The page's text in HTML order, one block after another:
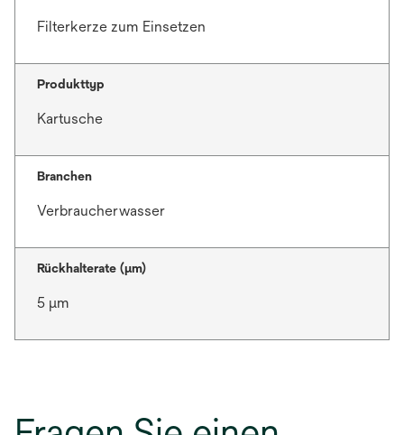
Filterkerze zum Einsetzen
Produkttyp
Kartusche
Branchen
Verbraucherwasser
Rückhalterate (µm)
5 μm